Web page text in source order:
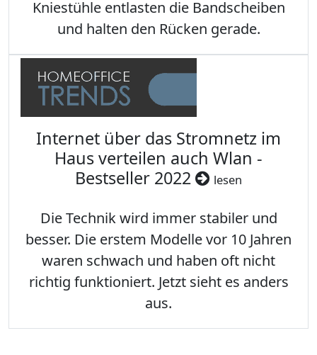
Kniestühle entlasten die Bandscheiben
und halten den Rücken gerade.
Internet über das Stromnetz im
Haus verteilen auch Wlan -
Bestseller 2022
lesen
Die Technik wird immer stabiler und
besser. Die erstem Modelle vor 10 Jahren
waren schwach und haben oft nicht
richtig funktioniert. Jetzt sieht es anders
aus.